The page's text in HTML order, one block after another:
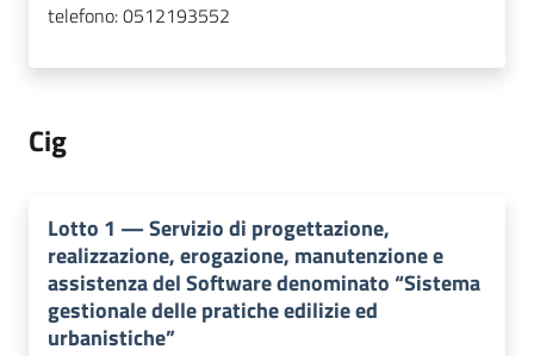
telefono:0512193552
Cig
Lotto 1 —Servizio di progettazione,
realizzazione, erogazione, manutenzione e
assistenza del Software denominato “Sistema
gestionale delle pratiche edilizie ed
urbanistiche”